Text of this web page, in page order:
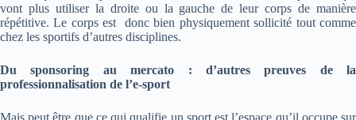
vont plus utiliser la droite ou la gauche de leur corps de manière
répétitive. Le corps est donc bien physiquement sollicité tout comme
chez les sportifs d’autres disciplines.
Du sponsoring au mercato : d’autres preuves de la
professionnalisation de l’e-sport
Mais peut être que ce qui qualifie un sport est l’espace qu’il occupe sur